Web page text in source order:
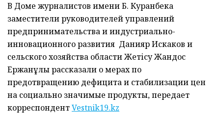
В Доме журналистов имени Б. Куранбека
заместители руководителей управлений
предпринимательства и индустриально-
инновационного развития Данияр Искаков и
сельского хозяйства области Жетісу Жандос
Ержанұлы рассказали о мерах по
предотвращению дефицита и стабилизации цен
на социально значимые продукты, передает
корреспондентVestnik19.kz